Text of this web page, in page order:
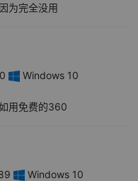
为完全没用
Windows 10
用免费的360
Windows 10